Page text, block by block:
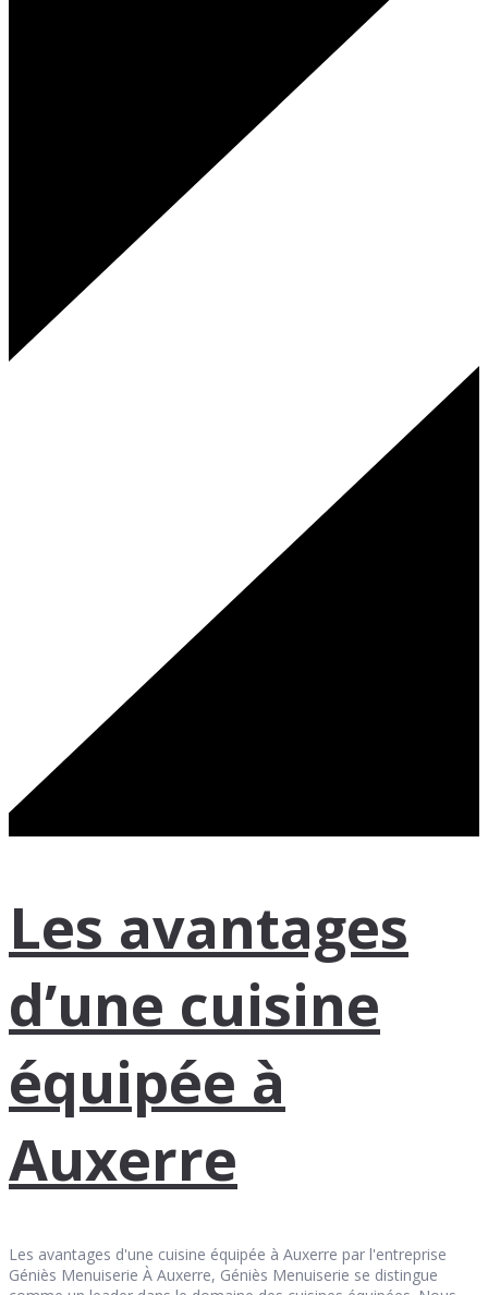
Les avantages
d’une cuisine
équipée à
Auxerre
Les avantages d'une cuisine équipée à Auxerre par l'entreprise
Géniès Menuiserie À Auxerre, Géniès Menuiserie se distingue